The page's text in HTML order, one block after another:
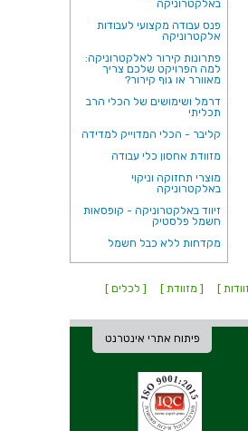
באלקטרוניקה
פנס עבודה מקצועי לעבודות
אלקטרוניקה
פתרונות קירור לאלקטרוניקה:
למה הפרויקט שלכם צריך
מאוורר או גוף קירור?
דרמל ושימושים של הכלי הרב
תכליתי
קליבר - הכלי המדוייק למדידה
מזוודת אחסון כלי עבודה
מוצרי תחזוקה וניקוי
באלקטרוניקה
זיווד באלקטרוניקה - קופסאות
חשמל פלסטיק
מקדחות ללא כבל חשמל
] [ מזוודת ]
[ לכלים ]
פיתוח אתרי אינטרנט